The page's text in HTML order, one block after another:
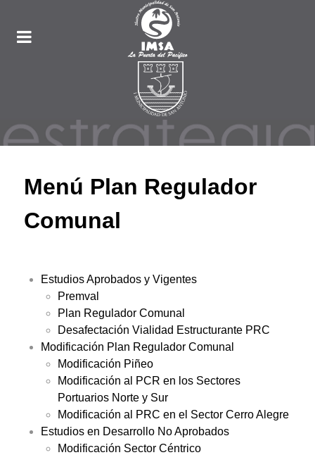
Menú Plan Regulador
Comunal
Estudios Aprobados y Vigentes
Premval
Plan Regulador Comunal
Desafectación Vialidad Estructurante PRC
Modificación Plan Regulador Comunal
Modificación Piñeo
Modificación al PCR en los Sectores
Portuarios Norte y Sur
Modificación al PRC en el Sector Cerro Alegre
Estudios en Desarrollo No Aprobados
Modificación Sector Céntrico